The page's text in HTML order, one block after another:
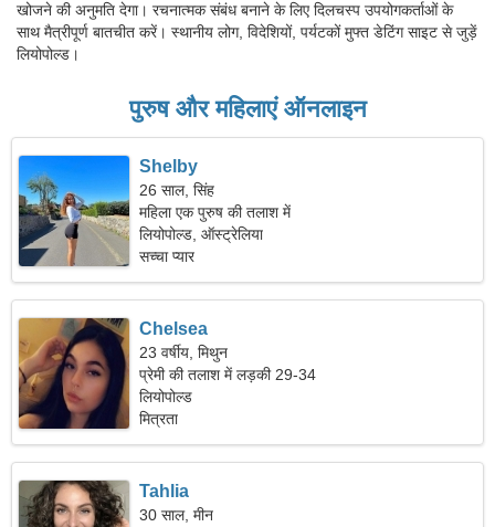
खोजने की अनुमति देगा। रचनात्मक संबंध बनाने के लिए दिलचस्प उपयोगकर्ताओं के
साथ मैत्रीपूर्ण बातचीत करें। स्थानीय लोग, विदेशियों, पर्यटकों मुफ्त डेटिंग साइट से जुड़ें
लियोपोल्ड।
पुरुष और महिलाएं ऑनलाइन
Shelby
26 साल, सिंह
महिला एक पुरुष की तलाश में
लियोपोल्ड, ऑस्ट्रेलिया
सच्चा प्यार
Chelsea
23 वर्षीय, मिथुन
प्रेमी की तलाश में लड़की 29-34
लियोपोल्ड
मित्रता
Tahlia
30 साल, मीन